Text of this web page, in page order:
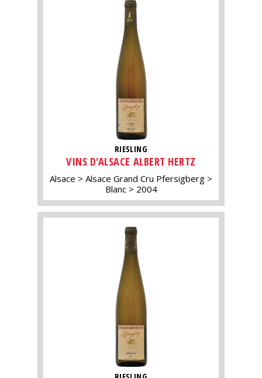
RIESLING
VINS D'ALSACE ALBERT HERTZ
Alsace
Alsace Grand Cru Pfersigberg
Blanc
2004